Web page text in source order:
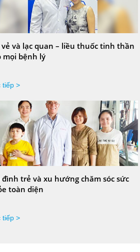
vẻ và lạc quan – liều thuốc tinh thần
mọi bệnh lý
tiếp >
đình trẻ và xu hướng chăm sóc sức
toàn diện
tiếp >